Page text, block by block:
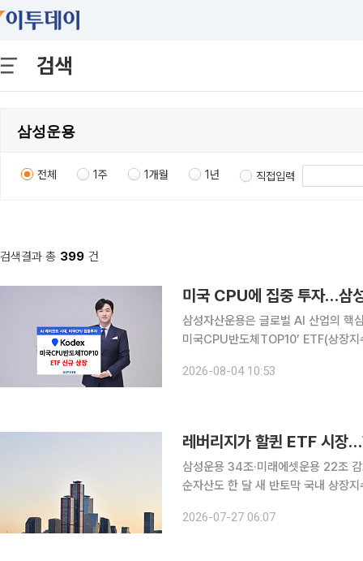
검색
전체 1주 1개월 1년 직접입력
검색결과 총 399 건
미국 CPU에 집중 투자…삼
삼성자산운용은 글로벌 AI 산업의 핵
미국CPU반도체TOP10’ ETF(상장
동안 엔비디아를 필두로 한 그래픽처
2026-08-04 10:53
레버리지가 할퀸 ETF 시장
삼성운용 34조·미래에셋운용 22조
순자산도 한 달 새 반토막 국내 상장지수펀드(ETF) 시장의 순자산이 한 달 만에 74조원 증발했다.
향이다. 특히 상승장에서 몸집을 빠르
2026-07-27 06:07